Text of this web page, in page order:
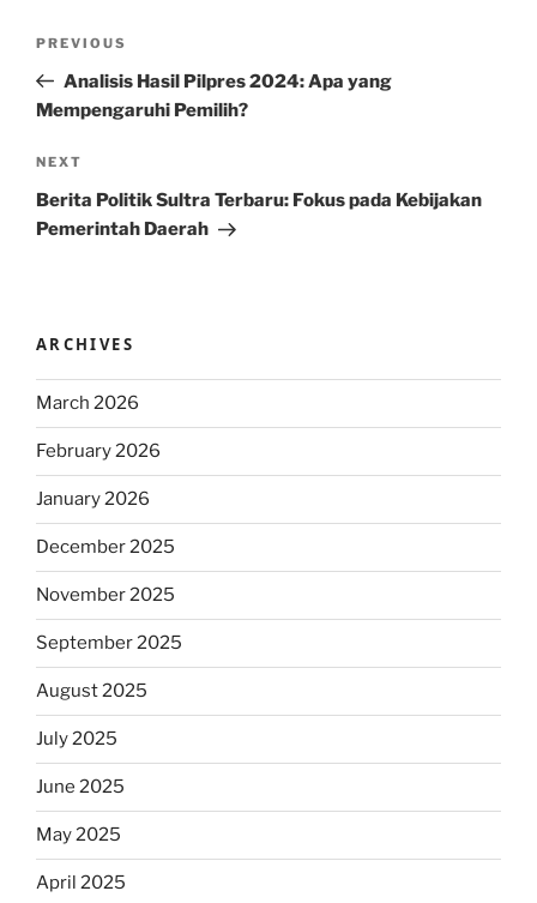
Previous
Post
PREVIOUS
Analisis Hasil Pilpres 2024: Apa yang
Mempengaruhi Pemilih?
Next
Post
NEXT
Berita Politik Sultra Terbaru: Fokus pada Kebijakan
Pemerintah Daerah
ARCHIVES
March 2026
February 2026
January 2026
December 2025
November 2025
September 2025
August 2025
July 2025
June 2025
May 2025
April 2025